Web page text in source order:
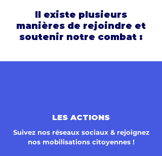
Il existe plusieurs
manières de rejoindre et
soutenir notre combat :
LES ACTIONS
Suivez nos réseaux sociaux & rejoignez
nos mobilisations citoyennes !